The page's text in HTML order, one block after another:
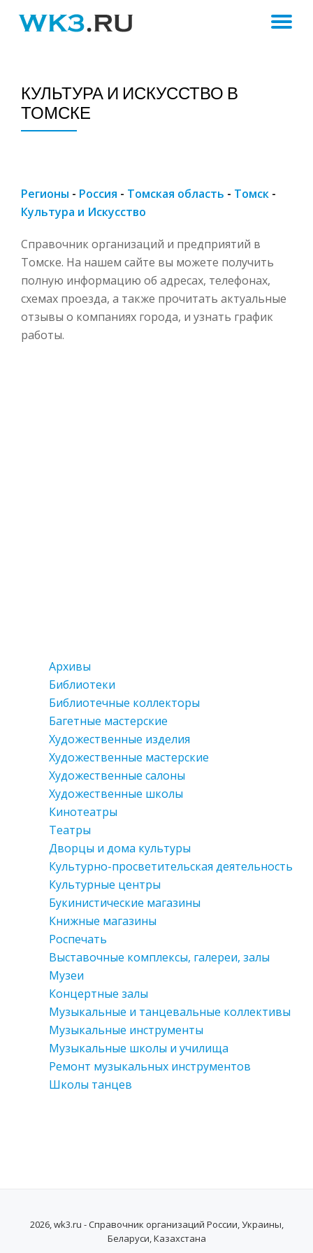
КУЛЬТУРА И ИСКУССТВО В
ТОМСКЕ
Регионы - Россия - Томская область - Томск -
Культура и Искусство
Справочник организаций и предприятий в
Томске. На нашем сайте вы можете получить
полную информацию об адресах, телефонах,
схемах проезда, а также прочитать актуальные
отзывы о компаниях города, и узнать график
работы.
Архивы
Библиотеки
Библиотечные коллекторы
Багетные мастерские
Художественные изделия
Художественные мастерские
Художественные салоны
Художественные школы
Кинотеатры
Театры
Дворцы и дома культуры
Культурно-просветительская деятельность
Культурные центры
Букинистические магазины
Книжные магазины
Роспечать
Выставочные комплексы, галереи, залы
Музеи
Концертные залы
Музыкальные и танцевальные коллективы
Музыкальные инструменты
Музыкальные школы и училища
Ремонт музыкальных инструментов
Школы танцев
2026, wk3.ru - Справочник организаций России, Украины,
Беларуси, Казахстана